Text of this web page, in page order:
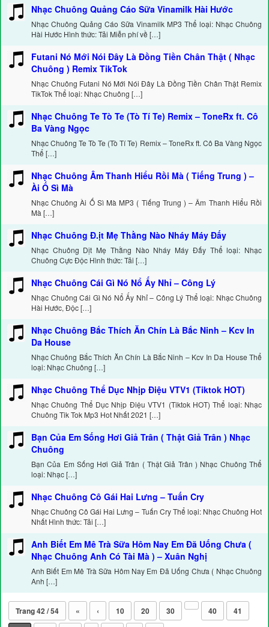
Nhạc Chuông Quảng Cáo Sữa Vinamilk Hài Hước
Nhạc Chuông Quảng Cáo Sữa Vinamilk MP3 Thể loại: Nhạc Chuông
Hài Hước Hình thức: Tải Miễn phí về […]
Futani Nó Mới Nói Đây Là Đồng Tiền Chân Thật ( Nhạc
Chuông ) Remix TikTok
Nhạc Chuông Futani Nó Mới Nói Đây Là Đồng Tiền Chân Thật Remix
TikTok Thể loại: Nhạc Chuông […]
Nhạc Chuông Te Tò Te (Tò Tí Te) Remix – ToneRx ft. Cô
Ba Vàng Ngọc
Nhạc Chuông Te Tò Te (Tò Tí Te) Remix – ToneRx ft. Cô Ba Vàng Ngọc
Thể […]
Nhạc Chuông Âm Thanh Hiểu Rồi Mà ( Tiếng Trung ) –
Ài Ố Sì Mà
Nhạc Chuông Ài Ố Sì Mà MP3 ( Tiếng Trung ) – Âm Thanh Hiểu Rồi
Mà […]
Nhạc Chuông Đ.ịt Mẹ Thằng Nào Nháy Máy Đấy
Nhạc Chuông Dịt Mẹ Thằng Nào Nháy Máy Đấy Thể loại: Nhạc
Chuông Cực Độc Hình thức: Tải […]
Nhạc Chuông Cái Gì Nó Nổ Ấy Nhỉ – Công Lý
Nhạc Chuông Cái Gì Nó Nổ Ấy Nhỉ – Công Lý Thể loại: Nhạc Chuông
Hài Hước, Độc […]
Nhạc Chuông Bắc Thích Ăn Chín Là Bắc Ninh – Kcv In
Da House
Nhạc Chuông Bắc Thích Ăn Chín Là Bắc Ninh – Kcv In Da House Thể
loại: Nhạc Chuông […]
Nhạc Chuông Thể Dục Nhịp Điệu VTV1 (Tiktok HOT)
Nhạc Chuông Thể Dục Nhịp Điệu VTV1 (Tiktok HOT) Thể loại: Nhạc
Chuông Tik Tok Mp3 Hot Nhất 2021 […]
Bạn Của Em Sống Hơi Giả Trân ( Thật Giả Trân ) Nhạc
Chuông
Bạn Của Em Sống Hơi Giả Trân ( Thật Giả Trân ) Nhạc Chuông Thể
loại: Nhạc […]
Nhạc Chuông Cô Gái Hai Lưng – Tuấn Cry
Nhạc Chuông Cô Gái Hai Lưng – Tuấn Cry Thể loại: Nhạc Chuông Hot
Nhất Hình thức: Tải […]
Anh Biết Em Mê Trà Sữa Hôm Nay Em Đã Uống Chưa (
Nhạc Chuông Anh Có Tài Mà ) – Xuân Nghị
Anh Biết Em Mê Trà Sữa Hôm Nay Em Đã Uống Chưa ( Nhạc Chuông
Anh […]
Trang 42 / 54 « ‹ 10 20 30 40 41